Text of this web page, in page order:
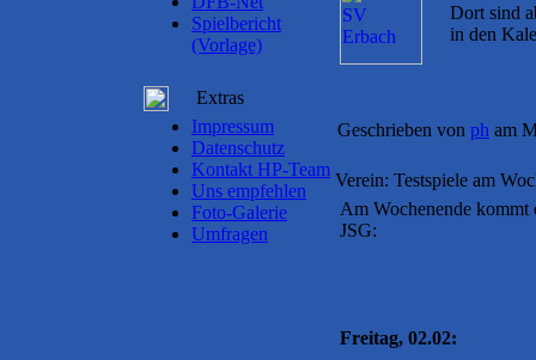
Spielbericht
(Vorlage)
Extras
Impressum
Datenschutz
Kontakt HP-Team
Uns empfehlen
Foto-Galerie
Umfragen
Dort sind
in den
Geschrieben von ph am
Verein: Testspiele am
Am Wochenende
JSG:
Freitag, 02.02: